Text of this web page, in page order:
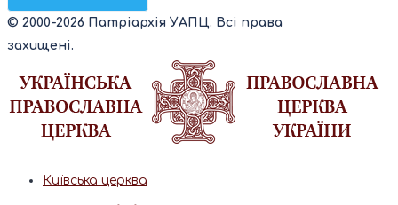
© 2000-2026 Патріархія УАПЦ. Всі права
захищені.
Київська церква